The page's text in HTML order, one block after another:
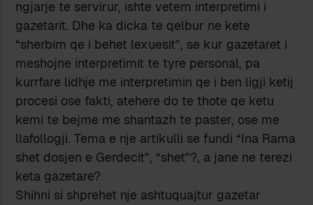
ngjarje te servirur, ishte vetem interpretimi i
gazetarit. Dhe ka dicka te qelbur ne kete
“sherbim qe i behet lexuesit”, se kur gazetaret i
meshojne interpretimit te tyre personal, pa
kurrfare lidhje me interpretimin qe i ben ligji ketij
procesi ose fakti, atehere do te thote qe ketu
kemi te bejme me shantazh te paster, ose me
llafollogji. Tema e nje artikulli se fundi “Ina Rama
shet dosjen e Gerdecit”, “shet”?, a jane ne terezi
keta gazetare?
Shihni si shprehet nje ashtuquajtur gazetar